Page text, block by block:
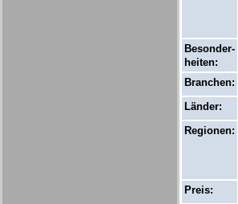
Besonder-
heiten:
Branchen:
Länder:
Regionen:
Preis: